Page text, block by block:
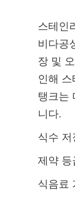
스테인
비다공
장 및
인해
탱크는
니다.
식수 저
제약 등
식음료